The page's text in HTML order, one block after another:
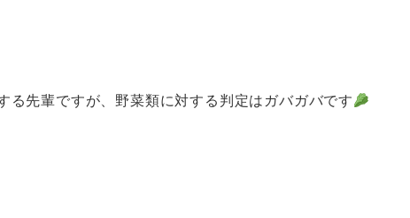
る先輩ですが、野菜類に対する判定はガバガバです